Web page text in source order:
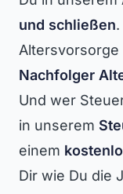
und schließen
Altersvorsorge
Nachfolger
Und wer
in unserem
einem
Dir wie Du die